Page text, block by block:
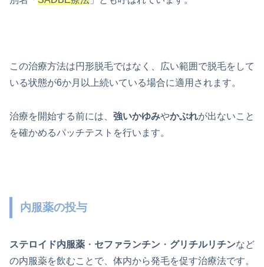
この治療方法は円形脱毛ではなく、広い範囲で脱毛をして
いる状態が6か月以上続いている場合に適用されます。
治療を開始する前には、 強いかゆみやかぶれが出ないこと
を確かめるパッチテストを行います。
内服薬の投与
ステロイド内服薬 ・ セファランチン ・ グリチルリチンなど
の内服薬を飲むことで、体内から発毛を促す治療法です。